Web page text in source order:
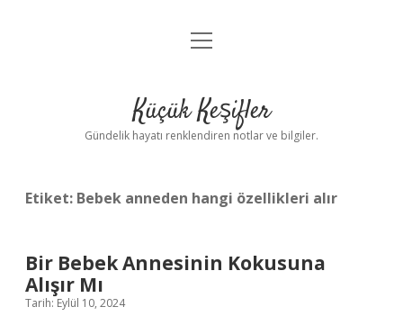
Anasayfa
Yasal Uyarı
menüyü
Küçük Keşifler
Gündelik hayatı renklendiren notlar ve bilgiler.
Etiket: Bebek anneden hangi özellikleri alır
Bir Bebek Annesinin Kokusuna
Alışır Mı
Tarih: Eylül 10, 2024